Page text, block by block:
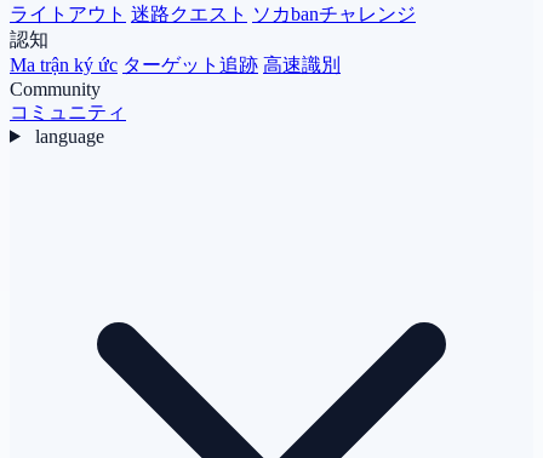
ライトアウト 迷路クエスト ソカbanチャレンジ
認知
Ma trận ký ức ターゲット追跡 高速識別
Community
コミュニティ
language